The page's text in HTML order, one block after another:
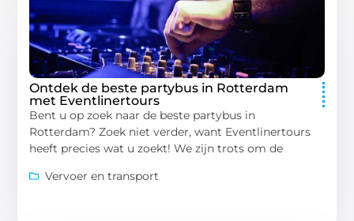
Ontdek de beste partybus in Rotterdam
met Eventlinertours
Bent u op zoek naar de beste partybus in
Rotterdam? Zoek niet verder, want Eventlinertours
heeft precies wat u zoekt! We zijn trots om de
Vervoer en transport